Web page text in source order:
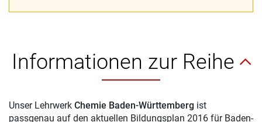
Informationen zur Reihe
Unser Lehrwerk Chemie Baden-Württemberg ist
passgenau auf den aktuellen Bildungsplan 2016 für Baden-